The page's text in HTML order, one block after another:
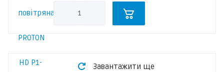
Завантажити ще